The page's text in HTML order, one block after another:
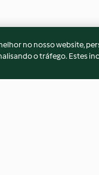
no nosso website,
o tráfego. Estes